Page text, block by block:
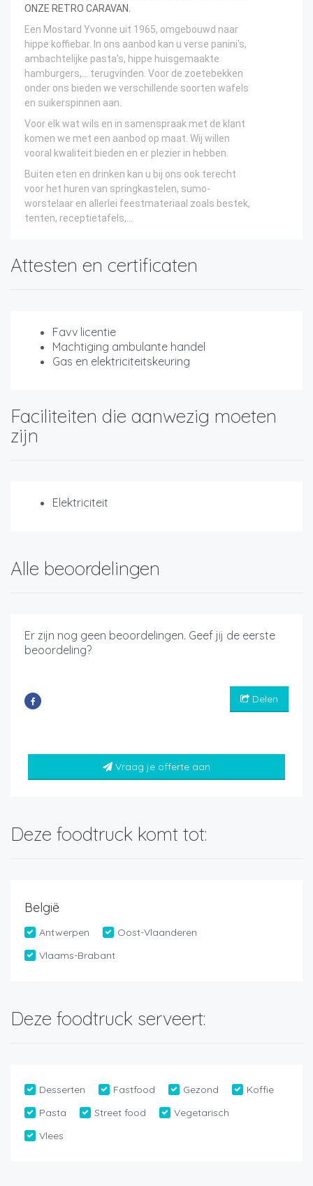
ONZE RETRO CARAVAN.
Een Mostard Yvonne uit 1965, omgebouwd naar
hippe koffiebar. In ons aanbod kan u verse panini's,
ambachtelijke pasta's, hippe huisgemaakte
hamburgers,... terugvinden. Voor de zoetebekken
onder ons bieden we verschillende soorten wafels
en suikerspinnen aan.
Voor elk wat wils en in samenspraak met de klant
komen we met een aanbod op maat. Wij willen
vooral kwaliteit bieden en er plezier in hebben.
Buiten eten en drinken kan u bij ons ook terecht
voor het huren van springkastelen, sumo-
worstelaar en allerlei feestmateriaal zoals bestek,
tenten, receptietafels,...
Attesten en certificaten
Favv licentie
Machtiging ambulante handel
Gas en elektriciteitskeuring
Faciliteiten die aanwezig moeten
zijn
Elektriciteit
Alle beoordelingen
Er zijn nog geen beoordelingen. Geef jij de eerste
beoordeling?
Delen
Vraag je offerte aan
Deze foodtruck komt tot:
België
Antwerpen
Oost-Vlaanderen
Vlaams-Brabant
Deze foodtruck serveert:
Desserten Fastfood Gezond
Koffie
Pasta
Street food
Vegetarisch
Vlees